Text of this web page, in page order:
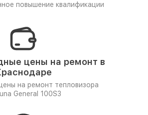
повышение квалификации
цены на ремонт в
на ремонт тепловизора
General 100S3